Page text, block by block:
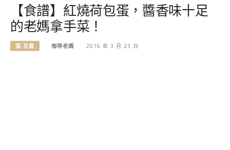
【食譜】紅燒荷包蛋，醬香味十足
的老媽拿手菜！
蛋.豆腐 咖啡老媽 2016 年 3 月 23 日